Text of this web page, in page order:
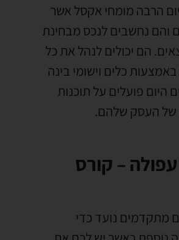
הרבה מומחי אקסל אשר
והם נחשבים לנכס מבחינת
הם יכולים לנהל את כל
כלים וישומי בינה
היום פועלים על תוכנות
של העסק שלהם.
– קורס
מתקדמים נועד כדי